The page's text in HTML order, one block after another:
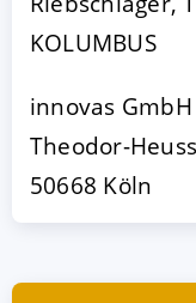
KOLUMBUS
innovas GmbH
Theodor-
50668 Köln